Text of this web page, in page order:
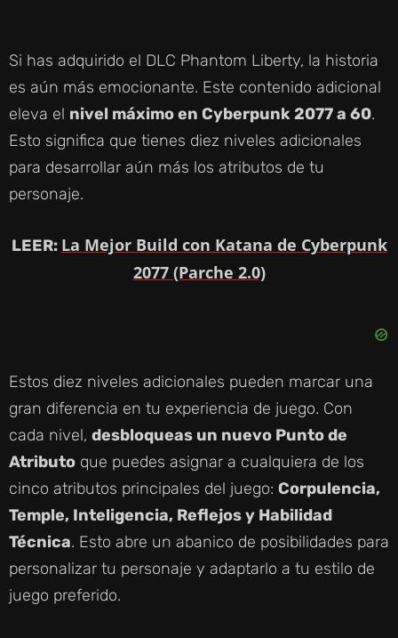
V
I
E
Si has adquirido el DLC Phantom Liberty, la historia
es aún más emocionante. Este contenido adicional
eleva el nivel máximo en Cyberpunk 2077 a 60.
Esto significa que tienes diez niveles adicionales
para desarrollar aún más los atributos de tu
personaje.
LEER: La Mejor Build con Katana de Cyberpunk
2077 (Parche 2.0)
Estos diez niveles adicionales pueden marcar una
gran diferencia en tu experiencia de juego. Con
cada nivel, desbloqueas un nuevo Punto de
Atributo que puedes asignar a cualquiera de los
cinco atributos principales del juego: Corpulencia,
Temple, Inteligencia, Reflejos y Habilidad
Técnica. Esto abre un abanico de posibilidades para
personalizar tu personaje y adaptarlo a tu estilo de
juego preferido.